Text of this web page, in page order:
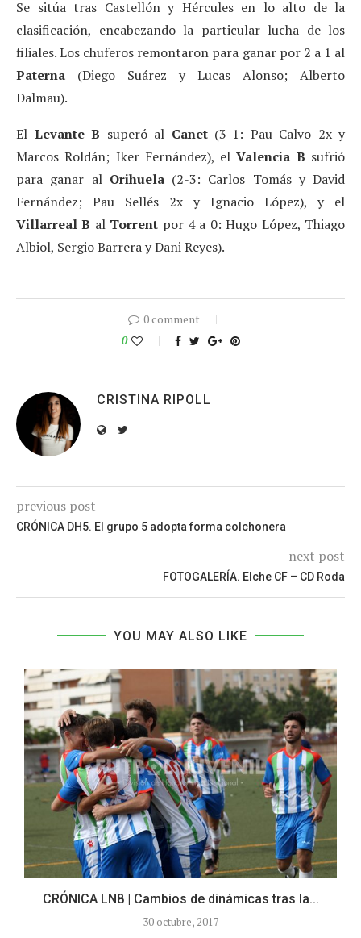
Se sitúa tras Castellón y Hércules en lo alto de la
clasificación, encabezando la particular lucha de los
filiales. Los chuferos remontaron para ganar por 2 a 1 al
Paterna (Diego Suárez y Lucas Alonso; Alberto
Dalmau).
El Levante B superó al Canet(3-1: Pau Calvo 2x y
Marcos Roldán; Iker Fernández), elValencia B sufrió
para ganar al Orihuela(2-3: Carlos Tomás y David
Fernández; Pau Sellés 2x y Ignacio López), y el
Villarreal B al Torrent por 4 a 0: Hugo López, Thiago
Albiol, Sergio Barrera y Dani Reyes).
0 comment
0
CRISTINA RIPOLL
previous post
CRÓNICA DH5. El grupo 5 adopta forma colchonera
next post
FOTOGALERÍA. Elche CF – CD Roda
YOU MAY ALSO LIKE
CRÓNICA LN8 | Cambios de dinámicas tras la...
30 octubre, 2017